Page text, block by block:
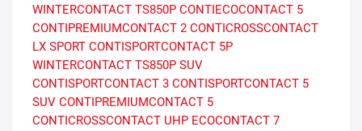
WINTERCONTACT TS850P CONTIECOCONTACT 5
CONTIPREMIUMCONTACT 2 CONTICROSSCONTACT
LX SPORT CONTISPORTCONTACT 5P
WINTERCONTACT TS850P SUV
CONTISPORTCONTACT 3 CONTISPORTCONTACT 5
SUV CONTIPREMIUMCONTACT 5
CONTICROSSCONTACT UHP ECOCONTACT 7